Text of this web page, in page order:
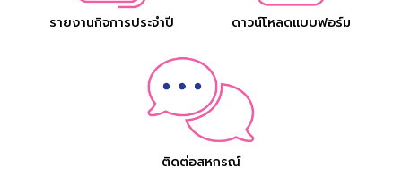
รายงานกิจการประจำปี ดาวน์โหลดแบบฟอร์ม
ติดต่อสหกรณ์